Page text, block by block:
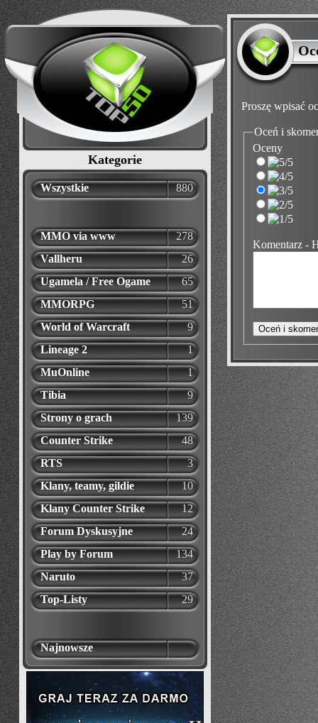
Kategorie
Wszystkie 880
MMO via www
278
Vallheru
26
Ugamela / Free Ogame
65
MMORPG
51
World of Warcraft
9
Lineage 2
1
MuOnline
1
Tibia
9
Strony o grach
139
Counter Strike
48
RTS
3
Klany, teamy, gildie
10
Klany Counter Strike
12
Forum Dyskusyjne
24
Play by Forum
134
Naruto
37
Top-Listy
29
Najnowsze
Proszę wpisać
Oceń i
Oceny
Komentarz -